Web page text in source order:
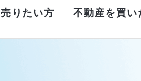
りたい方 不動産を買い